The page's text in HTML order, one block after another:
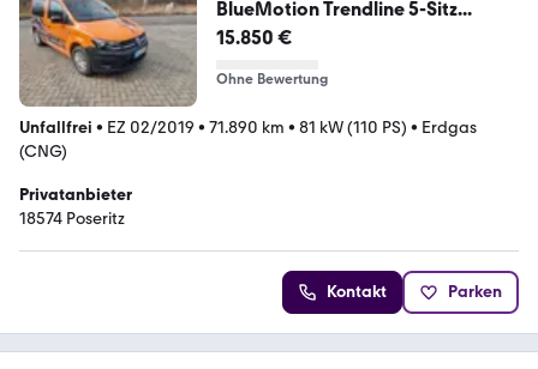
BlueMotion Trendline 5-Sitz...
15.850 €
Ohne Bewertung
Unfallfrei • EZ 02/2019 • 71.890 km • 81 kW (110 PS) • Erdgas
(CNG)
Privatanbieter
18574 Poseritz
Kontakt Parken